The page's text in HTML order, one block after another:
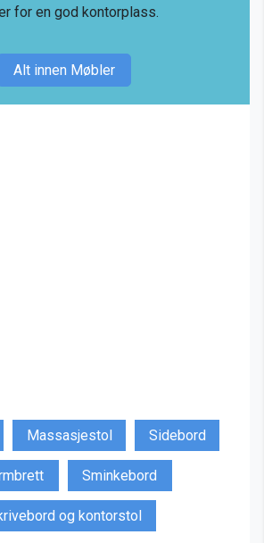
for en god kontorplass.
Alt innen Møbler
Massasjestol Sidebord
Sminkebord
og kontorstol